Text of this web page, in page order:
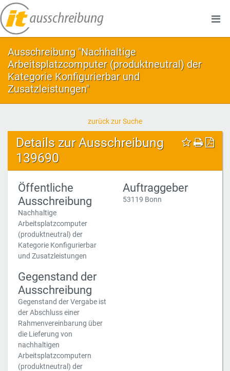
Ausschreibung "Nachhaltige
Arbeitsplatzcomputer (produktneutral) der
Kategorie Konfigurierbar und
Zusatzleistungen"
zurück zur Suche
Details zur Ausschreibung
139690
Öffentliche
Ausschreibung
Nachhaltige
Arbeitsplatzcomputer
(produktneutral) der
Kategorie Konfigurierbar
und Zusatzleistungen
Gegenstand der
Ausschreibung
Gegenstand der Vergabe ist
der Abschluss einer
Rahmenvereinbarung über
die Lieferung von
nachhaltigen
Arbeitsplatzcomputern
(produktneutral) der
Auftraggeber
53119 Bonn